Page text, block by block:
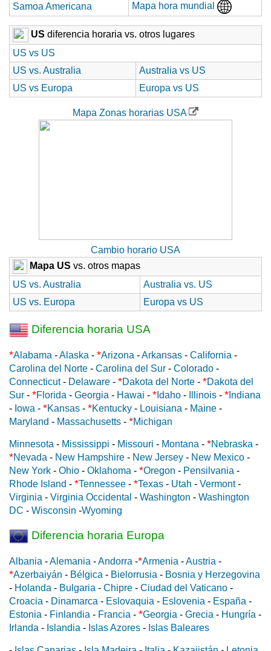
Samoa Americana
Mapa hora mundial
US diferencia horaria vs. otros lugares
US vs US
US vs. Australia
Australia vs US
US vs Europa
Europa vs US
Mapa Zonas horarias USA
Cambio horario USA
Mapa US vs. otros mapas
US vs. Australia
Australia vs. US
US vs. Europa
Europa vs US
Diferencia horaria USA
*Alabama -Alaska - *Arizona -Arkansas - California -
Carolina del Norte - Carolina del Sur - Colorado -
Connecticut- Delaware - *Dakota del Norte - *Dakota del
Sur - *Florida - Georgia - Hawai - * Idaho - Illinois - * Indiana
- Iowa - *Kansas - *Kentucky - Louisiana - Maine -
Maryland - Massachusetts - *Michigan
Minnesota - Mississippi - Missouri - Montana - *Nebraska -
*Nevada - New Hampshire - New Jersey - New Mexico -
New York - Ohio - Oklahoma - *Oregon - Pensilvania -
Rhode Island - *Tennessee - *Texas - Utah - Vermont-
Virginia - Virginia Occidental - Washington - Washington
DC - Wisconsin -Wyoming
Diferencia horaria Europa
Albania -Alemania -Andorra -*Armenia -Austria -
*Azerbaiyán - Bélgica - Bielorrusia - Bosnia y Herzegovina
- Holanda - Bulgaria - Chipre - Ciudad del Vaticano -
Croacia - Dinamarca - Eslovaquia - Eslovenia - España -
Estonia - Finlandia - Francia - *Georgia - Grecia - Hungría -
Irlanda - Islandia - Islas Azores - Islas Baleares